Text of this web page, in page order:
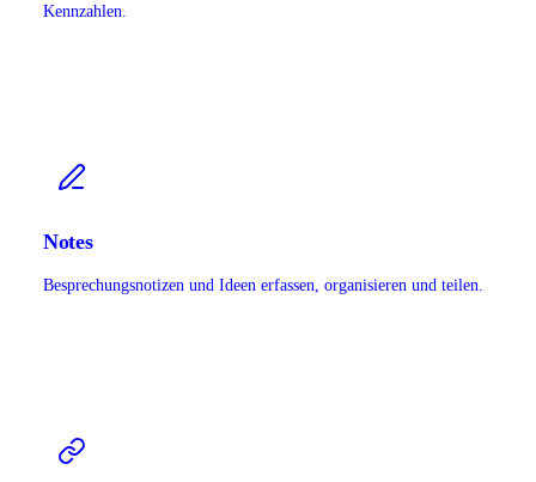
Kennzahlen.
Notes
Besprechungsnotizen und Ideen erfassen, organisieren und teilen.